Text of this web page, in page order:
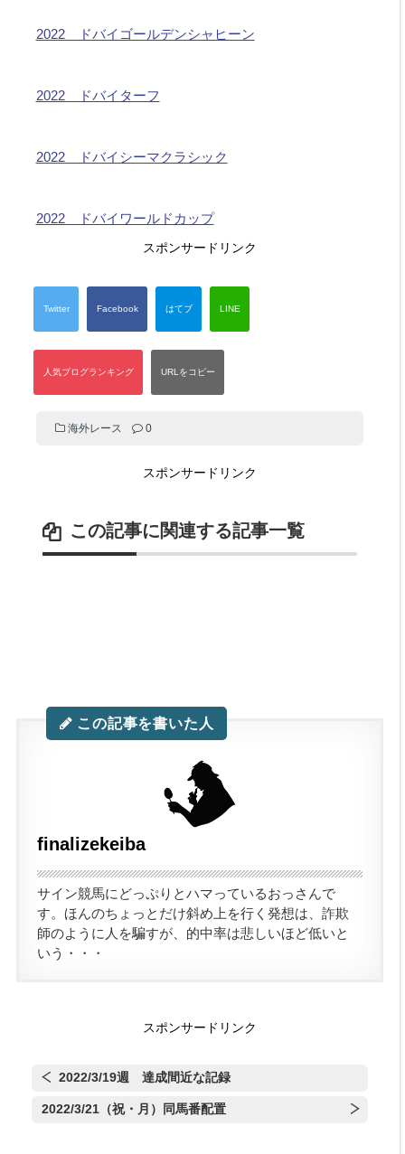
2022 ドバイゴールデンシャヒーン
2022 ドバイターフ
2022 ドバイシーマクラシック
2022 ドバイワールドカップ
スポンサードリンク
海外レース 0
スポンサードリンク
この記事に関連する記事一覧
この記事を書いた人
finalizekeiba
サイン競馬にどっぷりとハマっているおっさんで
す。ほんのちょっとだけ斜め上を行く発想は、詐欺
師のように人を騙すが、的中率は悲しいほど低いと
いう・・・
スポンサードリンク
2022/3/19週 達成間近な記録
2022/3/21（祝・月）同馬番配置